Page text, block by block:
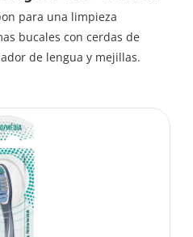
para una limpieza
bucales con cerdas de
de lengua y mejillas.